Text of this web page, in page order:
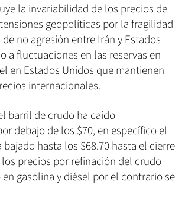
la invariabilidad de los precios de
geopolíticas por la fragilidad
no agresión entre Irán y Estados
a fluctuaciones en las reservas en
en Estados Unidos que mantienen
internacionales.
barril de crudo ha caído
debajo de los $70, en específico el
bajado hasta los $68.70 hasta el cierre
precios por refinación del crudo
gasolina y diésel por el contrario se